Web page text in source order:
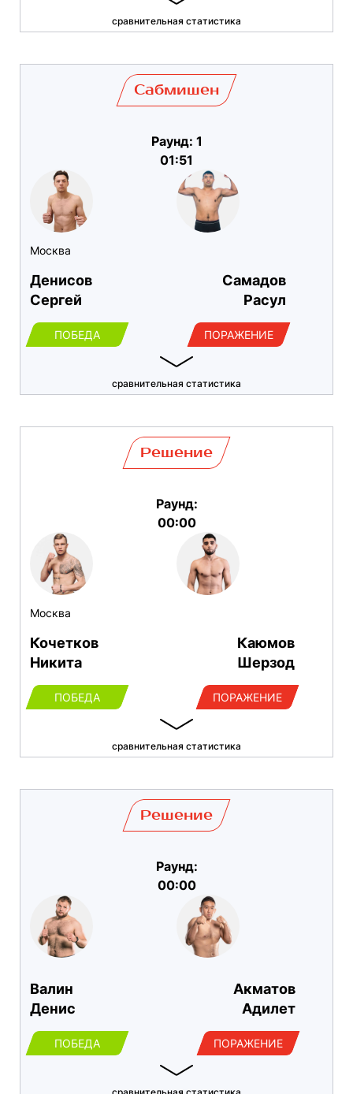
сравнительная статистика
Москва
Денисов
Сергей
ПОБЕДА
Сабмишен
Раунд: 1
01:51
Самадов
Расул
ПОРАЖЕНИЕ
сравнительная статистика
Москва
Кочетков
Никита
ПОБЕДА
Решение
Раунд:
00:00
Каюмов
Шерзод
ПОРАЖЕНИЕ
сравнительная статистика
Валин
Денис
ПОБЕДА
Решение
Раунд:
00:00
Акматов
Адилет
ПОРАЖЕНИЕ